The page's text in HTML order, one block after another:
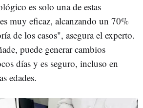
es solo una de estas
muy eficaz, alcanzando un 70%
de los casos", asegura el experto.
puede generar cambios
días y es seguro, incluso en
edades.